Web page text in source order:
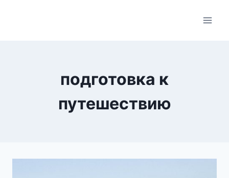
подготовка к
путешествию